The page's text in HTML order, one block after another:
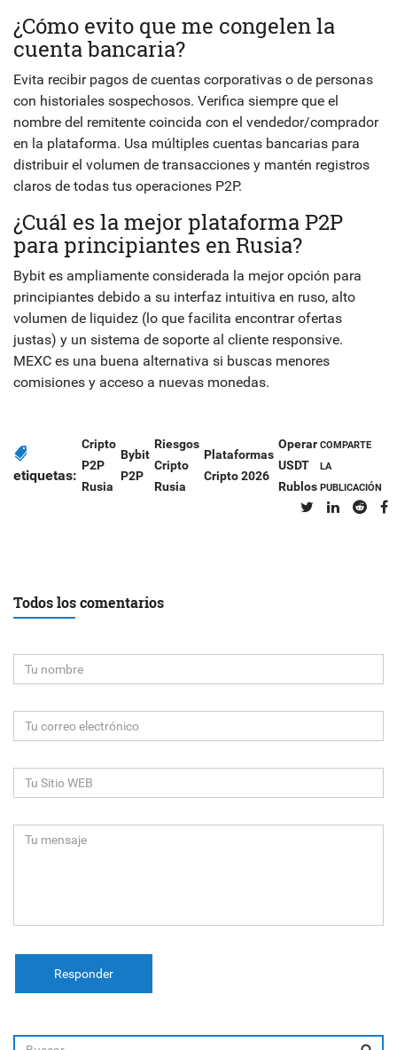
¿Cómo evito que me congelen la
cuenta bancaria?
Evita recibir pagos de cuentas corporativas o de personas
con historiales sospechosos. Verifica siempre que el
nombre del remitente coincida con el vendedor/comprador
en la plataforma. Usa múltiples cuentas bancarias para
distribuir el volumen de transacciones y mantén registros
claros de todas tus operaciones P2P.
¿Cuál es la mejor plataforma P2P
para principiantes en Rusia?
Bybit es ampliamente considerada la mejor opción para
principiantes debido a su interfaz intuitiva en ruso, alto
volumen de liquidez (lo que facilita encontrar ofertas
justas) y un sistema de soporte al cliente responsive.
MEXC es una buena alternativa si buscas menores
comisiones y acceso a nuevas monedas.
etiquetas:
Cripto
P2P
Rusia
Bybit
P2P
Riesgos
Cripto
Rusia
Plataformas
Cripto 2026
Operar
USDT
Rublos
COMPARTE
LA
PUBLICACIÓN
Todos los comentarios
Responder